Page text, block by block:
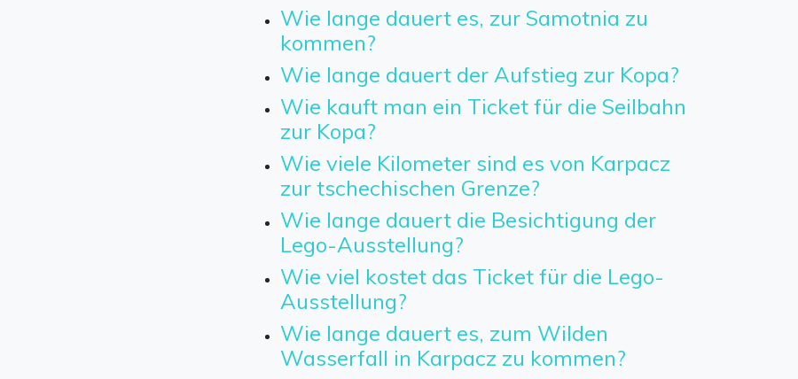
Wie lange dauert es, zur Samotnia zu
kommen?
Wie lange dauert der Aufstieg zur Kopa?
Wie kauft man ein Ticket für die Seilbahn
zur Kopa?
Wie viele Kilometer sind es von Karpacz
zur tschechischen Grenze?
Wie lange dauert die Besichtigung der
Lego-Ausstellung?
Wie viel kostet das Ticket für die Lego-
Ausstellung?
Wie lange dauert es, zum Wilden
Wasserfall in Karpacz zu kommen?